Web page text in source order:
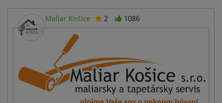
Maliar Košice 2 1086